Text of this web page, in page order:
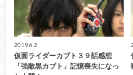
2019.6.2
仮面ライダーカブト３９話感想
「強敵黒カブト」記憶喪失になっ